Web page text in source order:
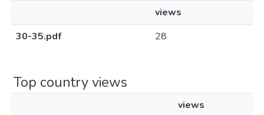
views
30-35.pdf
28
Top country views
views